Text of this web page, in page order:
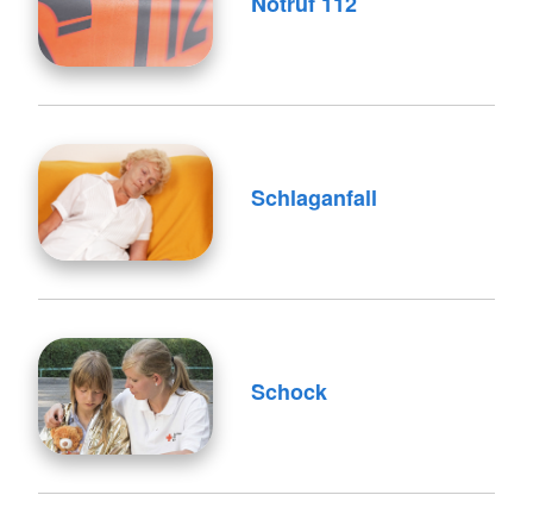
Schlaganfall
Schock